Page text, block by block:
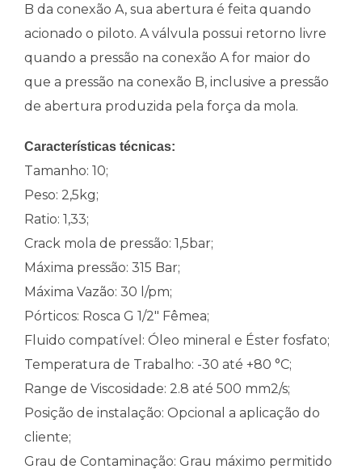
B da conexão A, sua abertura é feita quando
acionado o piloto. A válvula possui retorno livre
quando a pressão na conexão A for maior do
que a pressão na conexão B, inclusive a pressão
de abertura produzida pela força da mola.
Características técnicas:
Tamanho: 10;
Peso: 2,5kg;
Ratio: 1,33;
Crack mola de pressão: 1,5bar;
Máxima pressão: 315 Bar;
Máxima Vazão: 30 l/pm;
Pórticos: Rosca G 1/2″ Fêmea;
Fluido compatível: Óleo mineral e Éster fosfato;
Temperatura de Trabalho: -30 até +80 °C;
Range de Viscosidade: 2.8 até 500 mm2/s;
Posição de instalação: Opcional a aplicação do
cliente;
Grau de Contaminação: Grau máximo permitido